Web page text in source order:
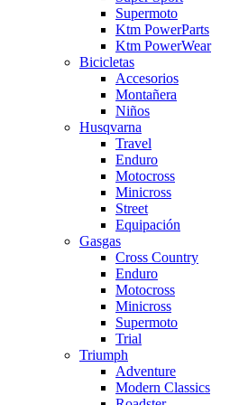
Supermoto
Ktm PowerParts
Ktm PowerWear
Bicicletas
Accesorios
Montañera
Niños
Husqvarna
Travel
Enduro
Motocross
Minicross
Street
Equipación
Gasgas
Cross Country
Enduro
Motocross
Minicross
Supermoto
Trial
Triumph
Adventure
Modern Classics